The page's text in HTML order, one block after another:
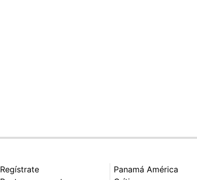
Regístrate
Panamá América